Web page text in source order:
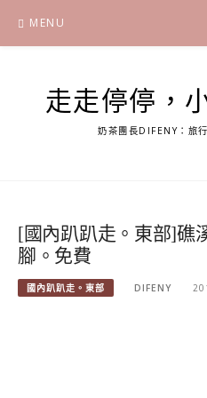
content
MENU
走走停停，
奶茶團長DIFENY：旅
[國內趴趴走。東部]礁
腳。免費
國內趴趴走。東部 DIFENY